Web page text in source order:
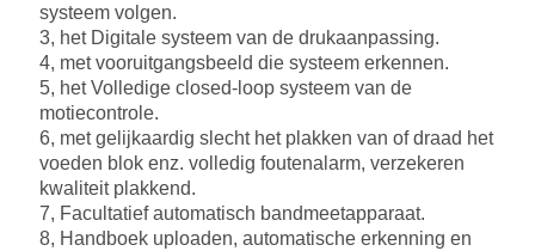
systeem volgen.
3, het Digitale systeem van de drukaanpassing.
4, met vooruitgangsbeeld die systeem erkennen.
5, het Volledige closed-loop systeem van de
motiecontrole.
6, met gelijkaardig slecht het plakken van of draad het
voeden blok enz. volledig foutenalarm, verzekeren
kwaliteit plakkend.
7, Facultatief automatisch bandmeetapparaat.
8, Handboek uploaden, automatische erkenning en